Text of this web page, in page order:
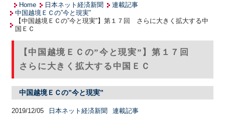
Home 日本ネット経済新聞
連載記事
中国越境ＥＣの”今と現実”
【中国越境ＥＣの”今と現実”】第１７回 さらに大きく拡大する中
国ＥＣ
【中国越境ＥＣの”今と現実”】第１７回
さらに大きく拡大する中国ＥＣ
中国越境ＥＣの”今と現実”
2019/12/05 日本ネット経済新聞 連載記事